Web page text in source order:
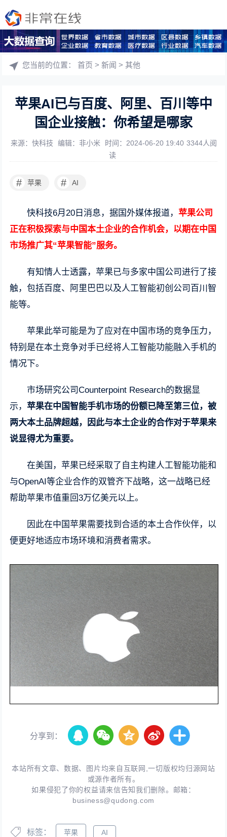
您当前的位置：首页 >新闻 >其他
苹果AI已与百度、阿里、百川等中
国企业接触：你希望是哪家
来源：快科技 编辑：非小米 时间：2024-06-20 19:40 3344人阅
读
# 苹果 # AI
快科技6月20日消息，据国外媒体报道，苹果公司
正在积极探索与中国本土企业的合作机会，以期在中国
市场推广其“苹果智能”服务。
有知情人士透露，苹果已与多家中国公司进行了接
触，包括百度、阿里巴巴以及人工智能初创公司百川智
能等。
苹果此举可能是为了应对在中国市场的竞争压力，
特别是在本土竞争对手已经将人工智能功能融入手机的
情况下。
市场研究公司Counterpoint Research的数据显
示，苹果在中国智能手机市场的份额已降至第三位，被
两大本土品牌超越，因此与本土企业的合作对于苹果来
说显得尤为重要。
在美国，苹果已经采取了自主构建人工智能功能和
与OpenAI等企业合作的双管齐下战略，这一战略已经
帮助苹果市值重回3万亿美元以上。
因此在中国苹果需要找到合适的本土合作伙伴，以
便更好地适应市场环境和消费者需求。
分享到：
本站所有文章、数据、图片均来自互联网,一切版权均归源网站
或源作者所有。
如果侵犯了你的权益请来信告知我们删除。邮箱：
business@qudong.com
标签： 苹果 AI